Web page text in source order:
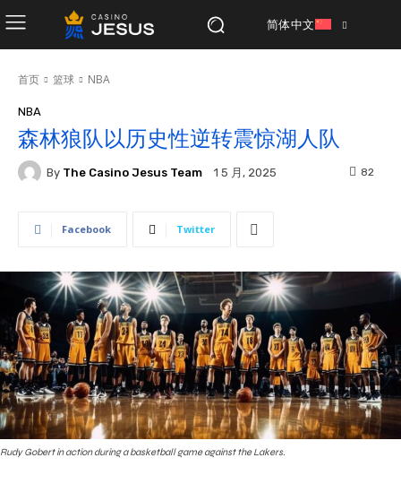
简体中文
首页 篮球 NBA
NBA
森林狼队以历史性逆转震惊湖人队
By The Casino Jesus Team 1 5 月, 2025 82
Facebook Twitter
Rudy Gobert in action during a basketball game against the Lakers.